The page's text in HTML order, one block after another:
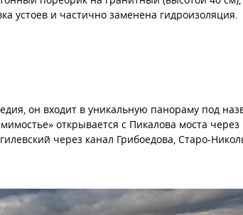
устоев и частично заменена гидроизоляция.
он входит в уникальную панораму под
открывается с Пикалова моста через
через канал Грибоедова, Старо-